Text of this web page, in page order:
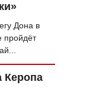
Дона в
пройдёт
Керопа